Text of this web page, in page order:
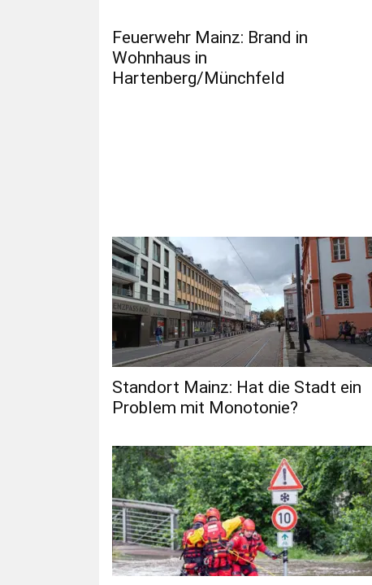
Feuerwehr Mainz: Brand in
Wohnhaus in
Hartenberg/Münchfeld
Standort Mainz: Hat die Stadt ein
Problem mit Monotonie?